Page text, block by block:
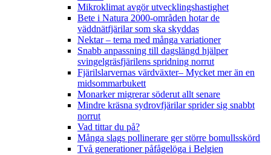
Mikroklimat avgör utvecklingshastighet
Bete i Natura 2000-områden hotar de
väddnätfjärilar som ska skyddas
Nektar – tema med många variationer
Snabb anpassning till dagslängd hjälper
svingelgräsfjärilens spridning norrut
Fjärilslarvernas värdväxter– Mycket mer än en
midsommarbukett
Monarker migrerar söderut allt senare
Mindre kräsna sydrovfjärilar sprider sig snabbt
norrut
Vad tittar du på?
Många slags pollinerare ger större bomullsskörd
Två generationer påfågelöga i Belgien